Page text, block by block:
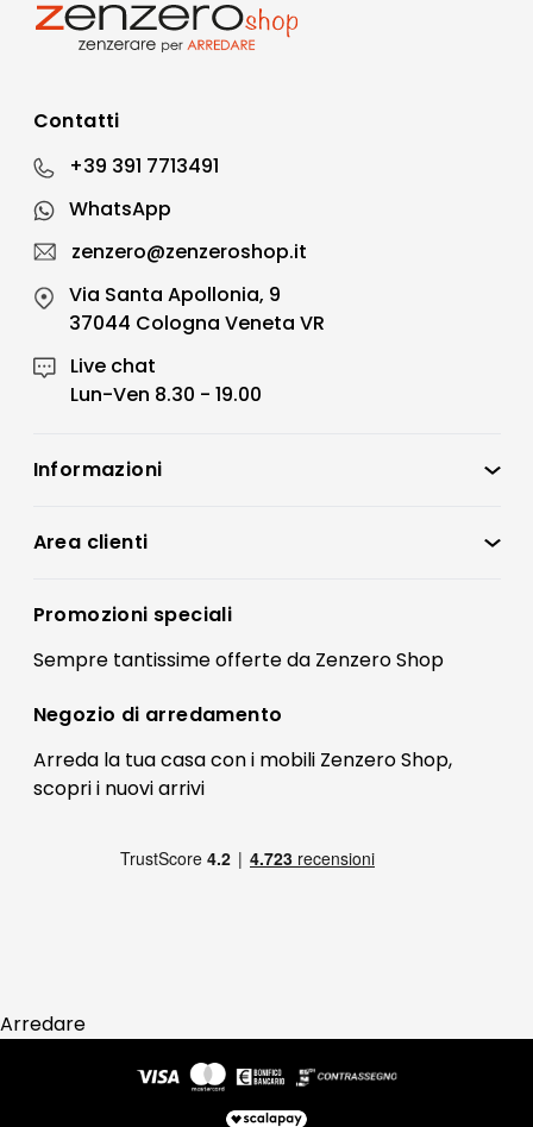
Contatti
+39 391 7713491
WhatsApp
zenzero@zenzeroshop.it
Via Santa Apollonia, 9
37044 Cologna Veneta VR
Live chat
Lun-Ven 8.30 - 19.00
Informazioni
Condizioni di vendita
Preferenze Cookies
Termini e condizioni
Contatti
FAQ
Pagamenti
Area clienti
Registrati
Il mio account
Promozioni speciali
Sempre tantissimeofferteda Zenzero Shop
Negozio di arredamento
Arreda la tua casa con i mobili Zenzero Shop,
scopri i nuovi arrivi
Arredare